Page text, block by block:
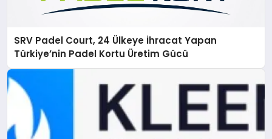
SRV Padel Court, 24 Ülkeye İhracat Yapan
Türkiye’nin Padel Kortu Üretim Gücü